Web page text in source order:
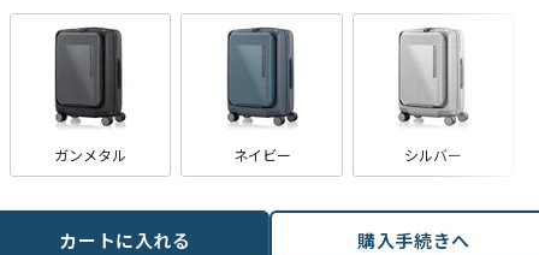
ガンメタル ネイビー シルバー
カートに入れる 購入手続きへ